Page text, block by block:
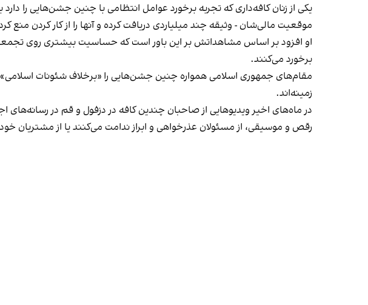
یکی از زنان کافه‌داری که تجربه برخورد عوامل انتظامی با چنین جشن‌هایی را
موقعیت مالی‌شان - وثیقه چند میلیاردی دریافت کرده و آنها را از کار کردن منع
او افزود بر اساس مشاهداتش بر این باور است که حساسیت بیشتری روی
برخورد می‌کنند.
مقام‌های جمهوری اسلامی همواره چنین جشن‌هایی را «برخلاف شئونات اسلامی»
زمینه‌اند.
در ماه‌های اخیر ویدیوهایی از صاحبان چندین کافه در دزفول و قم در
رقص و موسیقی، از مسئولان عذرخواهی و ابراز ندامت می‌کنند یا از مشتریان